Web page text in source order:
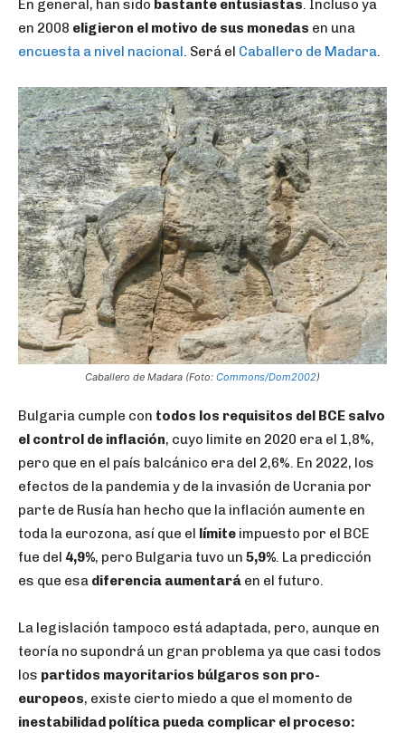
En general, han sido bastante entusiastas. Incluso ya
en 2008 eligieron el motivo de sus monedas en una
encuesta a nivel nacional. Será el Caballero de Madara.
Caballero de Madara (Foto: Commons/Dom2002)
Bulgaria cumple con todos los requisitos del BCE salvo
el control de inflación, cuyo limite en 2020 era el 1,8%,
pero que en el país balcánico era del 2,6%. En 2022, los
efectos de la pandemia y de la invasión de Ucrania por
parte de Rusía han hecho que la inflación aumente en
toda la eurozona, así que el límite impuesto por el BCE
fue del 4,9%, pero Bulgaria tuvo un 5,9%. La predicción
es que esa diferencia aumentará en el futuro.
La legislación tampoco está adaptada, pero, aunque en
teoría no supondrá un gran problema ya que casi todos
los partidos mayoritarios búlgaros son pro-
europeos, existe cierto miedo a que el momento de
inestabilidad política pueda complicar el proceso: